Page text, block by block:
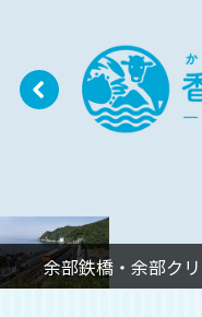
P
e
vi
o